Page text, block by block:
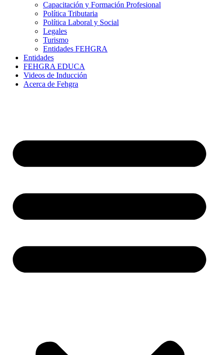
Capacitación y Formación Profesional
Política Tributaria
Política Laboral y Social
Legales
Turismo
Entidades FEHGRA
Entidades
FEHGRA EDUCA
Videos de Inducción
Acerca de Fehgra